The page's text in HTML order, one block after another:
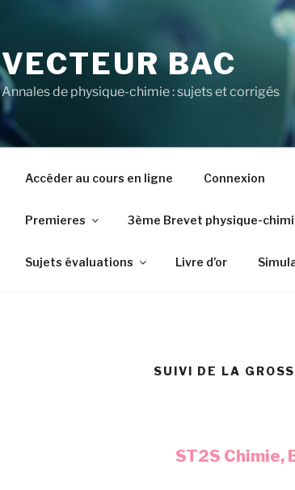
VECTEUR BAC
Annales de physique-chimie : sujets et corrigés
Accéder au cours en ligne Connexion
Premieres 3ème Brevet physique-
Sujets évaluations Livre d’or
SUIVI DE LA
ST2S Chimie,